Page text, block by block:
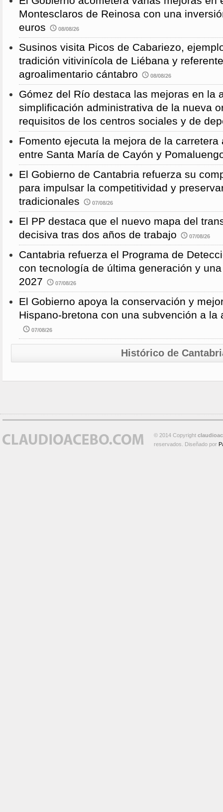
Montesclaros de Reinosa con una
euros
08/08/26
Susinos visita Picos de Cabariezo,
tradición vitivinícola de Liébana y
agroalimentario cántabro
08/08/26
Gómez del Río destaca las mejoras en la
simplificación administrativa de la nueva
requisitos de los centros sociales y de
Fomento ejecuta la mejora de la carretera
entre Santa María de Cayón y
El Gobierno de Cantabria refuerza su
para impulsar la competitividad y
tradicionales
07/08/26
El PP destaca que el nuevo mapa del
decisiva tras dos años de trabajo
07/08/26
Cantabria refuerza el Programa de
con tecnología de última generación y
2027
07/08/26
El Gobierno apoya la conservación y
Hispano-bretona con una subvención a la
07/08/26
Histórico de
© 2014 Copyright
reservados. Diseñado por